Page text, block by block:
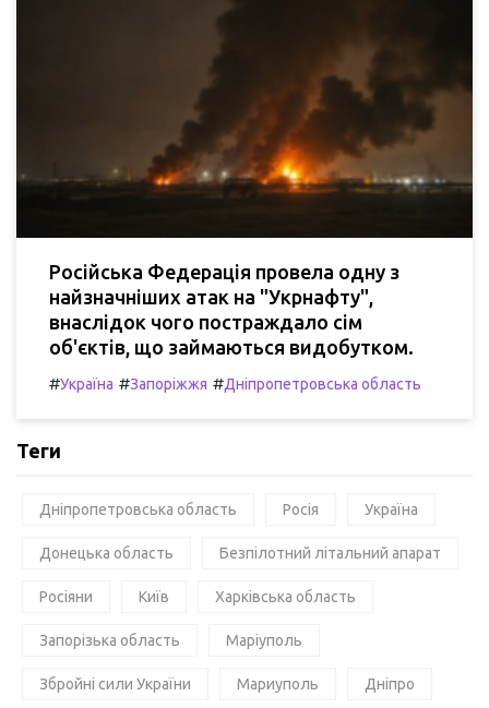
Російська Федерація провела одну з
найзначніших атак на "Укрнафту",
внаслідок чого постраждало сім
об'єктів, що займаються видобутком.
#Україна #Запоріжжя #Дніпропетровська область
Теги
Дніпропетровська область Росія Україна
Донецька область Безпілотний літальний апарат
Росіяни Київ Харківська область
Запорізька область Маріуполь
Збройні сили України Мариуполь Дніпро